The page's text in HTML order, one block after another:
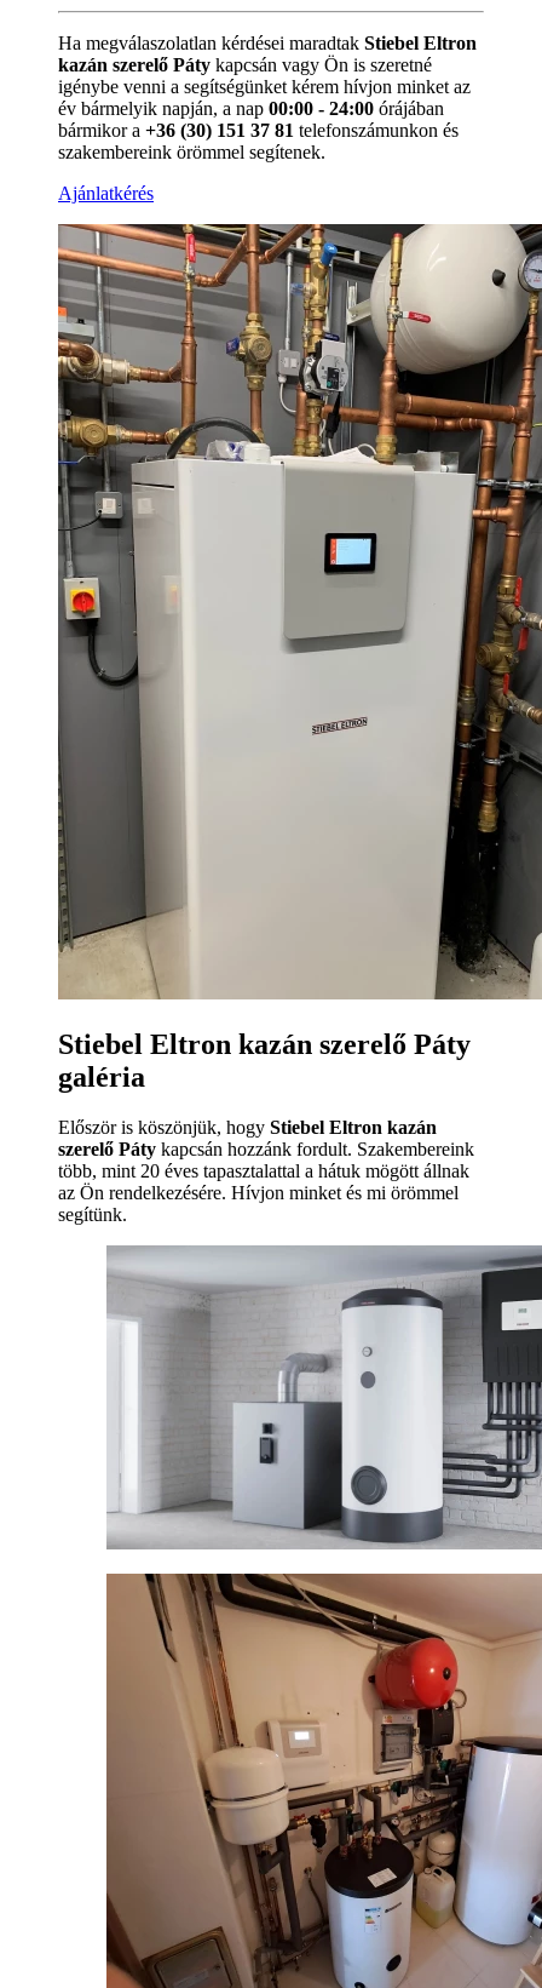
Ha megválaszolatlan kérdései maradtak Stiebel Eltron
kazán szerelő Páty kapcsán vagy Ön is szeretné
igénybe venni a segítségünket kérem hívjon minket az
év bármelyik napján, a nap 00:00 - 24:00 órájában
bármikor a +36 (30) 151 37 81 telefonszámunkon és
szakembereink örömmel segítenek.
Ajánlatkérés
Stiebel Eltron kazán szerelő Páty
galéria
Először is köszönjük, hogy Stiebel Eltron kazán
szerelő Páty kapcsán hozzánk fordult. Szakembereink
több, mint 20 éves tapasztalattal a hátuk mögött állnak
az Ön rendelkezésére. Hívjon minket és mi örömmel
segítünk.